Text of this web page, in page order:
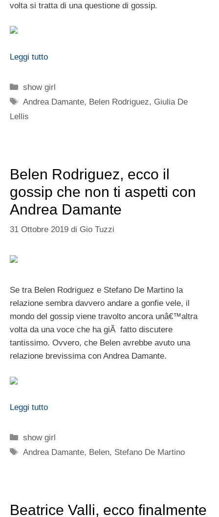
volta si tratta di una questione di gossip.
Leggi tutto
Categorie
show girl
Tag
Andrea Damante, Belen Rodriguez, Giulia De
Lellis
Belen Rodriguez, ecco il
gossip che non ti aspetti con
Andrea Damante
31 Ottobre 2019 di Gio Tuzzi
Se tra Belen Rodriguez e Stefano De Martino la
relazione sembra davvero andare a gonfie vele, il
mondo del gossip viene travolto ancora unâ€™altra
volta da una voce che ha giÃ fatto discutere
tantissimo. Ovvero, che Belen avrebbe avuto una
relazione brevissima con Andrea Damante.
Leggi tutto
Categorie
show girl
Tag
Andrea Damante, Belen, Stefano De Martino
Beatrice Valli, ecco finalmente